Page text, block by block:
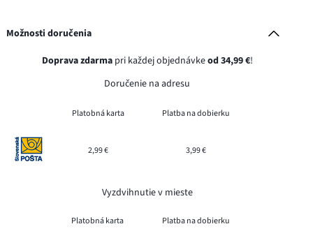
Možnosti doručenia
Doprava zdarmapri každej objednávkeod 34,99 €!
Doručenie na adresu
Platobná karta Platba na dobierku
2,99 € 3,99 €
Vyzdvihnutie v mieste
Platobná karta Platba na dobierku